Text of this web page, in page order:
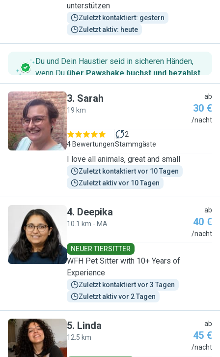
unterstützen
Zuletzt kontaktiert: gestern
Zuletzt aktiv: heute
Du und Dein Haustier seid in sicheren Händen,
wenn Du über Pawshake buchst und bezahlst.
S
3. Sarah
19 km
ab
30 €
/nacht
4 Bewertungen
2
Stammgäste
I love all animals, great and small
Zuletzt kontaktiert vor 10 Tagen
Zuletzt aktiv vor 10 Tagen
D
4. Deepika
10.1 km - MA
ab
40 €
/nacht
NEUER TIERSITTER
WFH Pet Sitter with 10+ Years of
Experience
Zuletzt kontaktiert vor 3 Tagen
Zuletzt aktiv vor 2 Tagen
L
5. Linda
12.5 km
ab
45 €
/nacht